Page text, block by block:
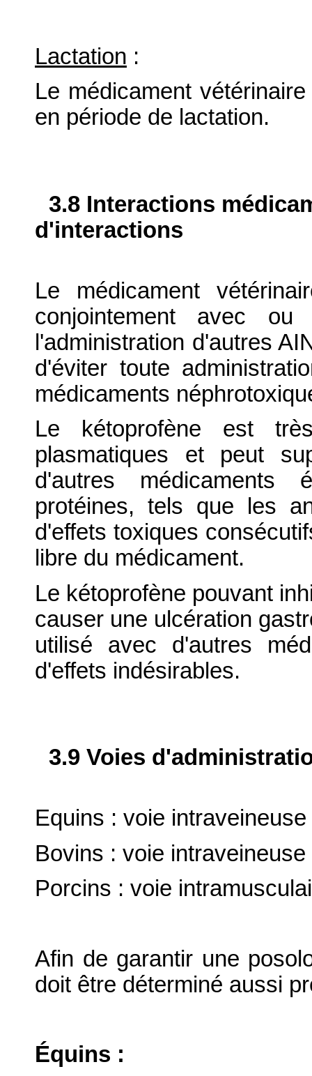
Lactation :
Le médicament
en période de lactation.
3.8 Interactions
d'interactions
Le médicament
conjointement avec
l'administration d'autres
d'éviter toute
médicaments
Le kétoprofène est
plasmatiques et peut
d'autres médicaments
protéines, tels que les
d'effets toxiques
libre du médicament.
Le kétoprofène pouvant
causer une ulcération
utilisé avec d'autres
d'effets indésirables.
3.9 Voies
Equins : voie intraveineuse
Bovins : voie
Porcins : voie
Afin de garantir une
doit être déterminé aussi
Équins :